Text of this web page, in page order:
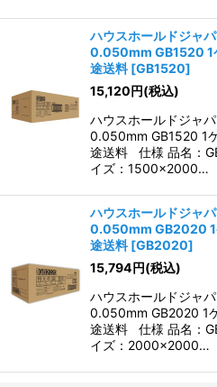
ハウスホールドジャ
0.050mm GB1520 1
途送料 [GB1520]
15,120円(税込)
ハウスホールドジャ
0.050mm GB1520 1
途送料 仕様 品名：
イズ：1500×2000…
ハウスホールドジャ
0.050mm GB2020 1
途送料 [GB2020]
15,794円(税込)
ハウスホールドジャ
0.050mm GB2020 1
途送料 仕様 品名：
イズ：2000×2000…